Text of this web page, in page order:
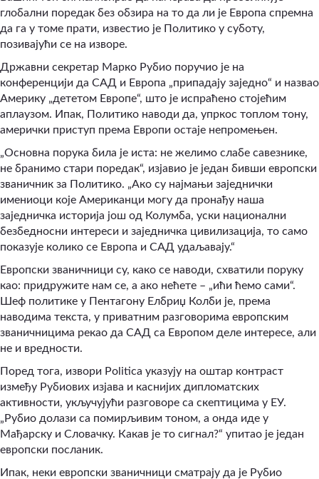
глобални поредак без обзира на то да ли је Европа спремна
да га у томе прати, известио је Политико у суботу,
позивајући се на изворе.
Државни секретар Марко Рубио поручио је на
конференцији да САД и Европа „припадају заједно“ и назвао
Америку „дететом Европе“, што је испраћено стојећим
аплаузом. Ипак, Политико наводи да, упркос топлом тону,
амерички приступ према Европи остаје непромењен.
„Основна порука била је иста: не желимо слабе савезнике,
не бранимо стари поредак“, изјавио је један бивши европски
званичник за Политико. „Ако су најмањи заједнички
имениоци које Американци могу да пронађу наша
заједничка историја још од Колумба, уски национални
безбедносни интереси и заједничка цивилизација, то само
показује колико се Европа и САД удаљавају.“
Европски званичници су, како се наводи, схватили поруку
као: придружите нам се, а ако нећете – „ићи ћемо сами“.
Шеф политике у Пентагону Елбриџ Колби је, према
наводима текста, у приватним разговорима европским
званичницима рекао да САД са Европом деле интересе, али
не и вредности.
Поред тога, извори Politica указују на оштар контраст
између Рубиових изјава и каснијих дипломатских
активности, укључујући разговоре са скептицима у ЕУ.
„Рубио долази са помирљивим тоном, а онда иде у
Мађарску и Словачку. Какав је то сигнал?“ упитао је један
европски посланик.
Ипак, неки европски званичници сматрају да је Рубио